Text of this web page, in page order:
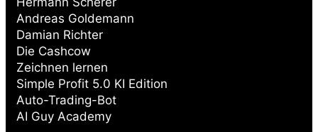
Andreas Goldemann
Damian Richter
Die Cashcow
Zeichnen lernen
Simple Profit 5.0 KI Edition
Auto-Trading-Bot
AI Guy Academy